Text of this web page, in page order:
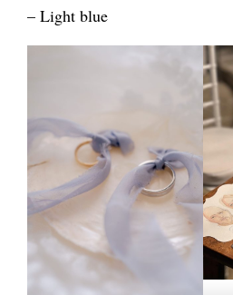
– Light blue